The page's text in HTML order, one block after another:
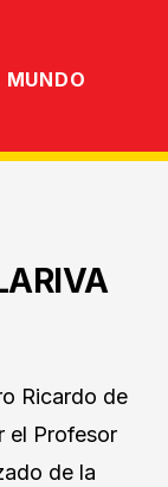
MUNDO
Ricardo de
el Profesor
de la